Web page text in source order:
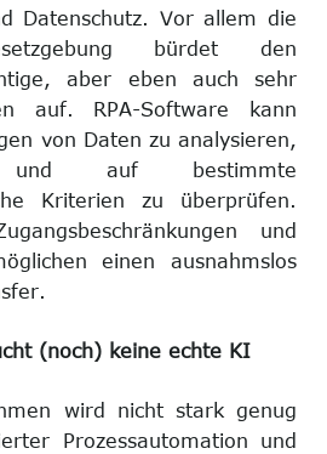
Datenschutz. Vor allem die
bürdet den
aber eben auch sehr
auf. RPA-Software kann
von Daten zu analysieren,
auf bestimmte
Kriterien zu überprüfen.
und
einen ausnahmslos
(noch) keine echte KI
wird nicht stark genug
Prozessautomation und